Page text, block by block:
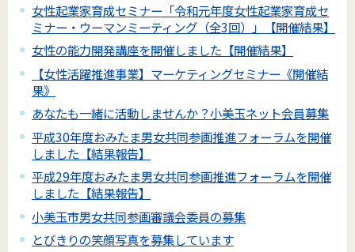
女性起業家育成セミナー「令和元年度女性起業家育成セ
ミナー・ウーマンミーティング（全3回）」【開催結果】
女性の能力開発講座を開催しました【開催結果】
【女性活躍推進事業】マーケティングセミナー《開催結
果》
あなたも一緒に活動しませんか？小美玉ネット会員募集
平成30年度おみたま男女共同参画推進フォーラムを開催
しました【結果報告】
平成29年度おみたま男女共同参画推進フォーラムを開催
しました【結果報告】
小美玉市男女共同参画審議会委員の募集
とびきりの笑顔写真を募集しています